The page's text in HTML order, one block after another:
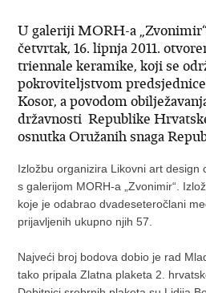
U galeriji MORH-a
četvrtak, 16. lipnja 2011.
triennale keramike, koji se
pokroviteljstvom
Kosor, a povodom
državnosti Republike
osnutka Oružanih snaga
Izložbu organizira Likovni art design
s galerijom MORH-a „Zvonimir“.
koje je odabrao dvadeseteročlani
prijavljenih ukupno njih 57.
Najveći broj bodova dobio je rad
tako pripala Zlatna plaketa 2.